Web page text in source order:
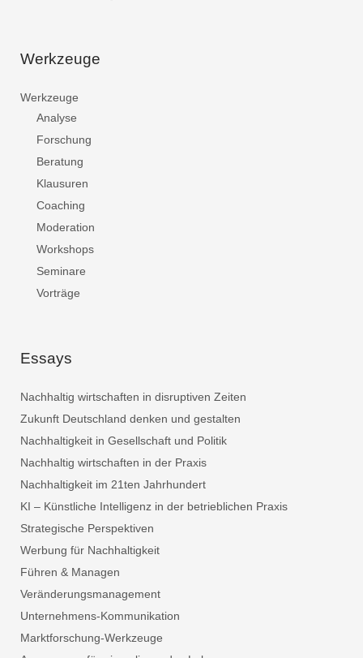
Werkzeuge
Werkzeuge
Analyse
Forschung
Beratung
Klausuren
Coaching
Moderation
Workshops
Seminare
Vorträge
Essays
Nachhaltig wirtschaften in disruptiven Zeiten
Zukunft Deutschland denken und gestalten
Nachhaltigkeit in Gesellschaft und Politik
Nachhaltig wirtschaften in der Praxis
Nachhaltigkeit im 21ten Jahrhundert
KI – Künstliche Intelligenz in der betrieblichen Praxis
Strategische Perspektiven
Werbung für Nachhaltigkeit
Führen & Managen
Veränderungsmanagement
Unternehmens-Kommunikation
Marktforschung-Werkzeuge